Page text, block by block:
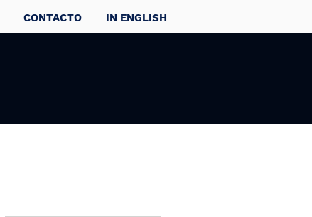
CONTACTO IN ENGLISH